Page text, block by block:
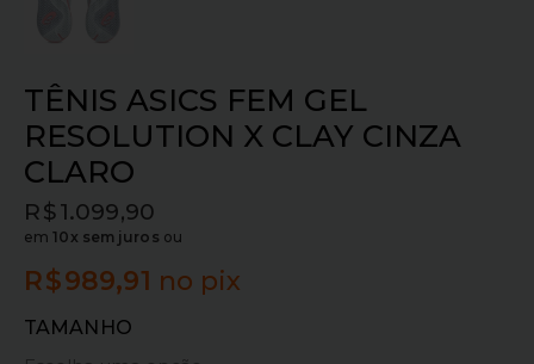
TÊNIS ASICS FEM GEL
RESOLUTION X CLAY CINZA
CLARO
R$1.099,90
em10x sem juros ou
R$989,91 no pix
TAMANHO